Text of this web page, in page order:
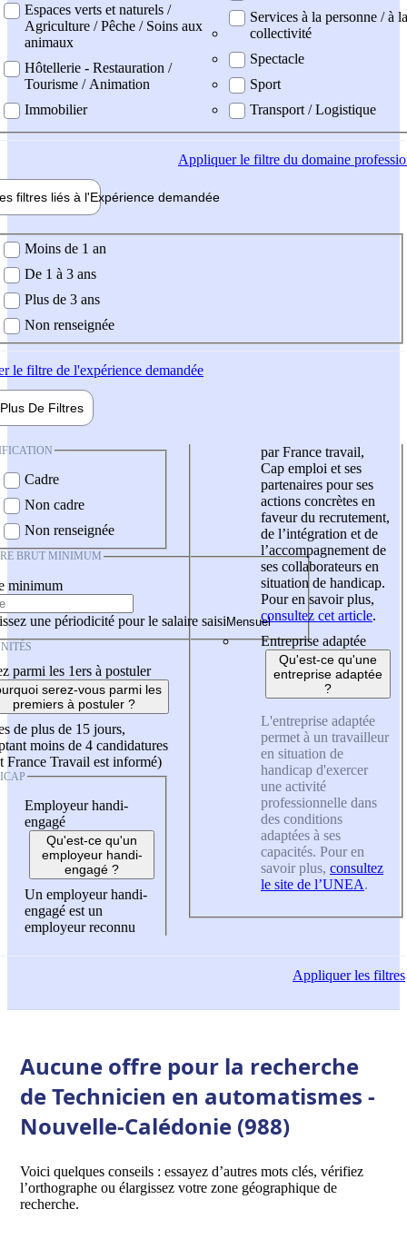
Espaces verts et naturels /
Agriculture / Pêche / Soins aux
animaux
Hôtellerie - Restauration /
Tourisme / Animation
Immobilier
Services à la personne / à la
collectivité
Spectacle
Sport
Transport / Logistique
Appliquerle filtre du domaine
filtres liés à l'Expérience demandée
demandée
Moins de 1 an
De 1 à 3 ans
Plus de 3 ans
Non renseignée
le filtre de l'expérience demandée
Plus De Filtres
Cadre
Non cadre
Non renseignée
BRUT MINIMUM
minimum
une périodicité pour le salaire saisi
parmi les 1ers à postuler
serez-vous parmi les
premiers à postuler ?
de plus de 15 jours,
moins de 4 candidatures
France Travail est informé)
Employeur handi-
engagé
Qu'est-ce qu'un
employeur handi-
engagé ?
Un employeur handi-
engagé est un
employeur reconnu
par France travail,
Cap emploi et ses
partenaires pour ses
actions concrètes en
faveur du recrutement,
de l’intégration et de
l’accompagnement de
ses collaborateurs en
situation de handicap.
Pour en savoir plus,
consultez cet article.
Entreprise adaptée
Qu'est-ce qu'une
entreprise adaptée
?
L'entreprise adaptée
permet à un travailleur
en situation de
handicap d'exercer
une activité
professionnelle dans
des conditions
adaptées à ses
capacités. Pour en
savoir plus, consultez
le site de l’UNEA.
Appliquerles filtres
Aucune offre pour la recherche
de Technicien en automatismes -
Nouvelle-Calédonie (988)
Voici quelques conseils : essayez d’autres mots clés, vérifiez
l’orthographe ou élargissez votre zone géographique de
recherche.